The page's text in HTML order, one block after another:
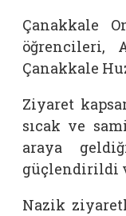
Çanakkale
öğrencileri,
Çanakkale
Ziyaret
sıcak ve
araya
güçlendirildi
Nazik